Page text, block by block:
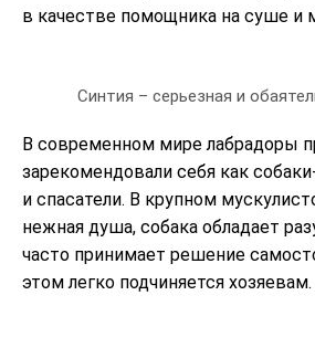
в качестве помощника на суше и
Синтия – серьезная и
В современном мире лабрадоры
зарекомендовали себя как
и спасатели. В крупном
нежная душа, собака обладает
часто принимает решение
этом легко подчиняется хозяевам.